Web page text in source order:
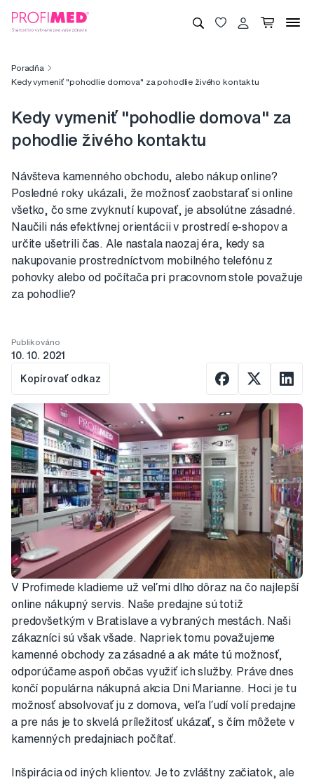
Poradňa
Kedy vymeniť "pohodlie domova" za pohodlie živého kontaktu
Kedy vymeniť "pohodlie domova" za
pohodlie živého kontaktu
Návšteva kamenného obchodu, alebo nákup online?
Posledné roky ukázali, že možnosť zaobstarať si online
všetko, čo sme zvyknutí kupovať, je absolútne zásadné.
Naučili nás efektívnej orientácii v prostredí e-shopov a
určite ušetrili čas. Ale nastala naozaj éra, kedy sa
nakupovanie prostredníctvom mobilného telefónu z
pohovky alebo od počítača pri pracovnom stole považuje
za pohodlie?
Publikováno
10. 10. 2021
Kopírovať odkaz
V Profimede kladieme už veľmi dlho dôraz na čo najlepší
online nákupný servis. Naše predajne sú totiž
predovšetkým v Bratislave a vybraných mestách. Naši
zákazníci sú však všade. Napriek tomu považujeme
kamenné obchody za zásadné a ak máte tú možnosť,
odporúčame aspoň občas využiť ich služby. Práve dnes
končí populárna nákupná akcia Dni Marianne. Hoci je tu
možnosť absolvovať ju z domova, veľa ľudí volí predajne
a pre nás je to skvelá príležitosť ukázať, s čím môžete v
kamenných predajniach počítať.
Inšpirácia od iných klientov. Je to zvláštny začiatok, ale